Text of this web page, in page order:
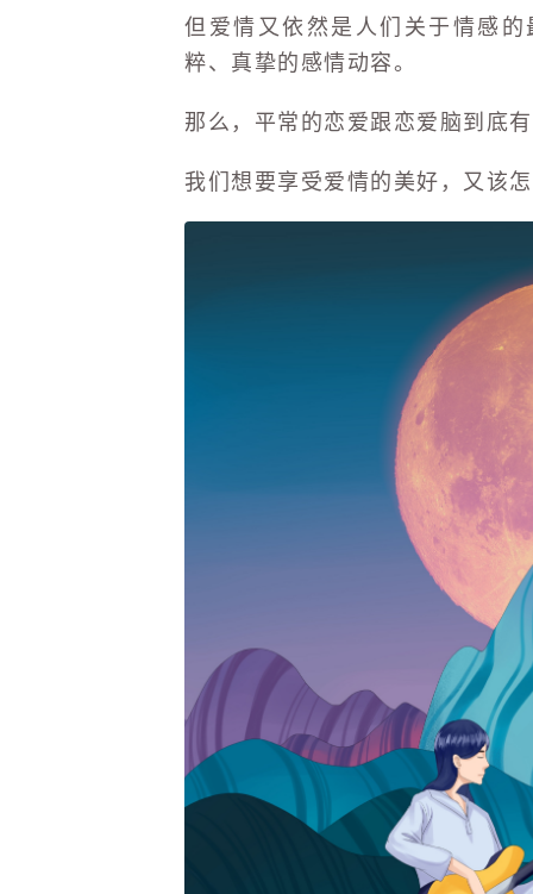
但爱情又依然是人们关于情感
粹、真挚的感情动容。
那么，平常的恋爱跟恋爱脑到底
我们想要享受爱情的美好，又该